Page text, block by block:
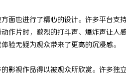
面也进行了精心的设计。许多平台
作片时，激烈的打斗声、爆炸声让
验无疑为观众带来了更高的沉浸感。
影视作品得以被观众所欣赏。许多